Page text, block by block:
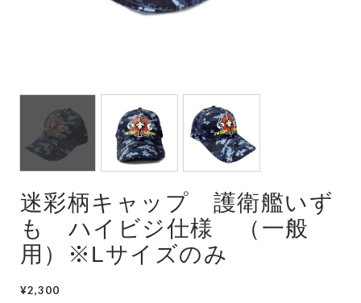
迷彩柄キャップ 護衛艦いず
も ハイビジ仕様 （一般
用）※Lサイズのみ
¥2,300